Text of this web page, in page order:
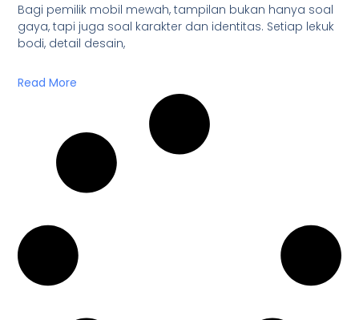
Bagi pemilik mobil mewah, tampilan bukan hanya soal
gaya, tapi juga soal karakter dan identitas. Setiap lekuk
bodi, detail desain,
Read More